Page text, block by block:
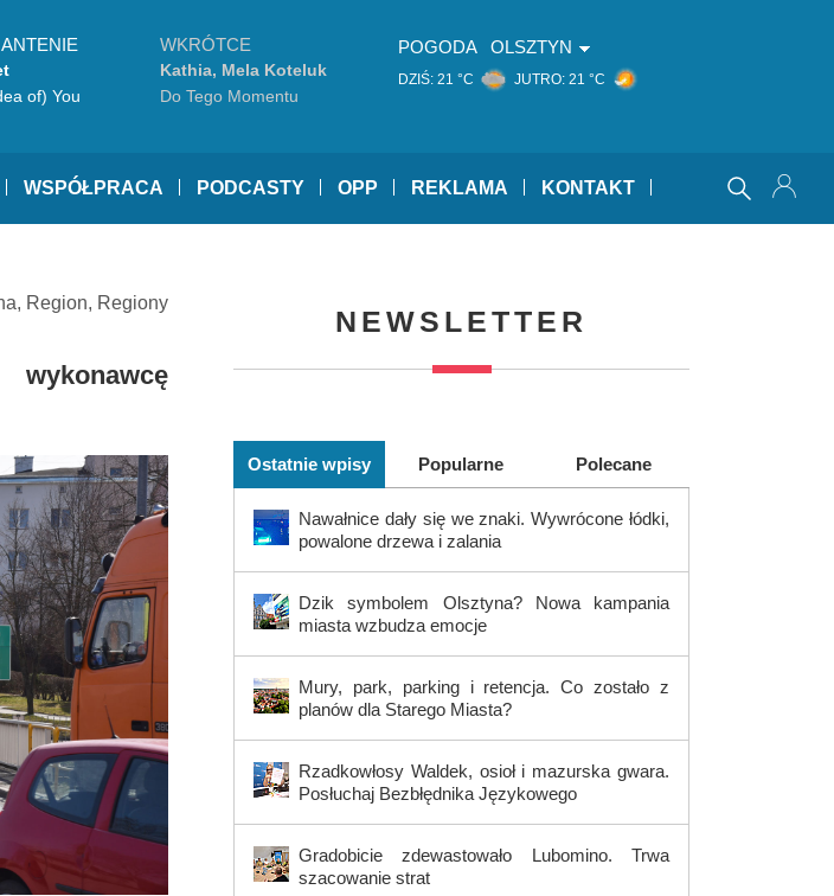
of) You
WKRÓTCE
Kathia, Mela Koteluk
Do Tego Momentu
POGODA OLSZTYN
DZIŚ: 21 °C JUTRO: 21 °C
WSPÓŁPRACA PODCASTY OPP REKLAMA KONTAKT
, Region, Regiony
NEWSLETTER
Ostatnie wpisy Popularne Polecane
Nawałnice dały się we znaki. Wywrócone łódki,
powalone drzewa i zalania
Dzik symbolem Olsztyna? Nowa kampania
miasta wzbudza emocje
Mury, park, parking i retencja. Co zostało z
planów dla Starego Miasta?
Rzadkowłosy Waldek, osioł i mazurska gwara.
Posłuchaj Bezbłędnika Językowego
Gradobicie zdewastowało Lubomino. Trwa
szacowanie strat